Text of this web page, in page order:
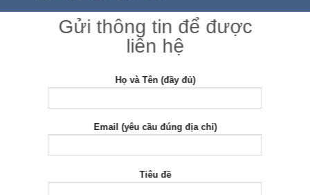
Gửi thông tin để được
liên hệ
Họ và Tên (đầy đủ)
Email (yêu cầu đúng địa chỉ)
Tiêu đề